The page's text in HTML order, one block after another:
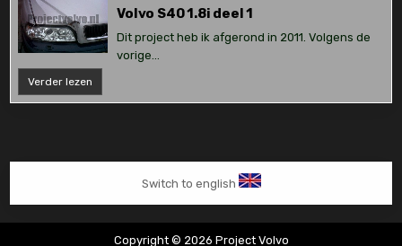
Volvo S40 1.8i deel 1
Dit project heb ik afgerond in 2011. Volgens de
vorige…
Verder lezen
S40
1.8i
Switch to english
Copyright © 2026 Project Volvo